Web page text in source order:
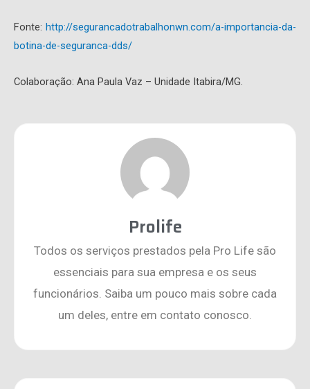
Fonte: http://segurancadotrabalhonwn.com/a-importancia-da-
botina-de-seguranca-dds/
Colaboração: Ana Paula Vaz – Unidade Itabira/MG.
Prolife
Todos os serviços prestados pela Pro Life são
essenciais para sua empresa e os seus
funcionários. Saiba um pouco mais sobre cada
um deles, entre em contato conosco.